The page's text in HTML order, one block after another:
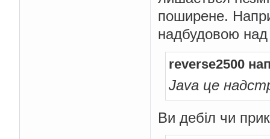
поширене.
надбудовою
reverse2500
Java це
Ви дебіл чи